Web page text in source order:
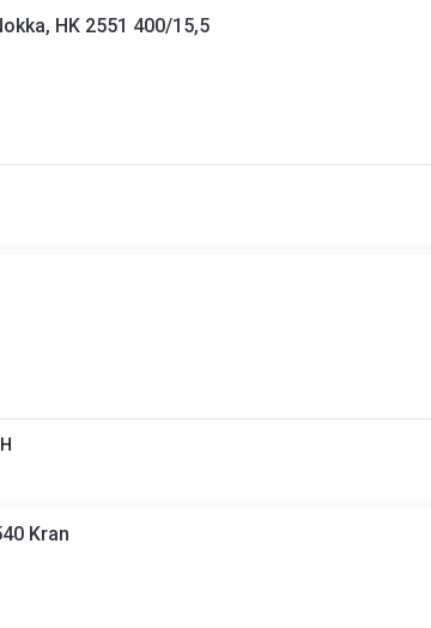
med kran - Nokka, HK 2551 400/15,5
Kran